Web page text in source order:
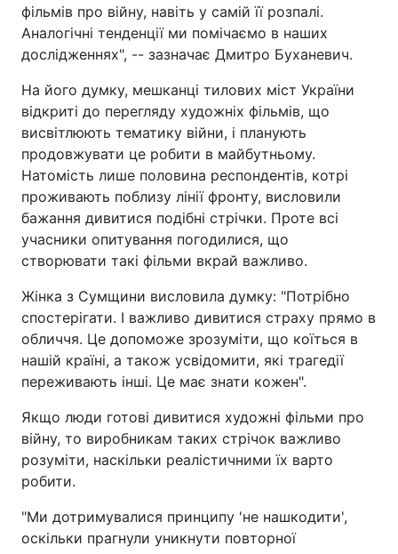
фільмів про війну, навіть у самій її розпалі.
Аналогічні тенденції ми помічаємо в наших
дослідженнях", -- зазначає Дмитро Буханевич.
На його думку, мешканці тилових міст України
відкриті до перегляду художніх фільмів, що
висвітлюють тематику війни, і планують
продовжувати це робити в майбутньому.
Натомість лише половина респондентів, котрі
проживають поблизу лінії фронту, висловили
бажання дивитися подібні стрічки. Проте всі
учасники опитування погодилися, що
створювати такі фільми вкрай важливо.
Жінка з Сумщини висловила думку: "Потрібно
спостерігати. І важливо дивитися страху прямо в
обличчя. Це допоможе зрозуміти, що коїться в
нашій країні, а також усвідомити, які трагедії
переживають інші. Це має знати кожен".
Якщо люди готові дивитися художні фільми про
війну, то виробникам таких стрічок важливо
розуміти, наскільки реалістичними їх варто
робити.
"Ми дотримувалися принципу 'не нашкодити',
оскільки прагнули уникнути повторної